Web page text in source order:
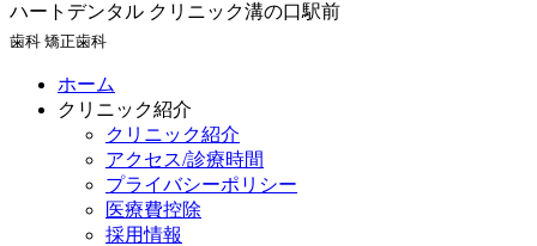
ハートデンタル クリニック溝の口駅前
歯科 矯正歯科
ホーム
クリニック紹介
クリニック紹介
アクセス/診療時間
プライバシーポリシー
医療費控除
採用情報